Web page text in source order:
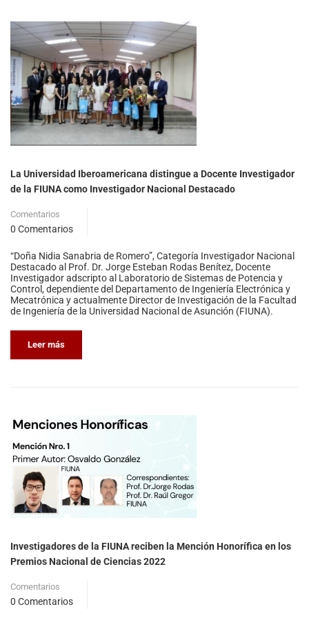
La Universidad Iberoamericana distingue a Docente Investigador
de la FIUNA como Investigador Nacional Destacado
Comentarios
0 Comentarios
“Doña Nidia Sanabria de Romero”, Categoría Investigador Nacional
Destacado al Prof. Dr. Jorge Esteban Rodas Benítez, Docente
Investigador adscripto al Laboratorio de Sistemas de Potencia y
Control, dependiente del Departamento de Ingeniería Electrónica y
Mecatrónica y actualmente Director de Investigación de la Facultad
de Ingeniería de la Universidad Nacional de Asunción (FIUNA).
Leer más
Investigadores de la FIUNA reciben la Mención Honorífica en los
Premios Nacional de Ciencias 2022
Comentarios
0 Comentarios